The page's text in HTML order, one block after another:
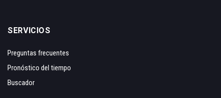
SERVICIOS
Preguntas frecuentes
Pronóstico del tiempo
Buscador